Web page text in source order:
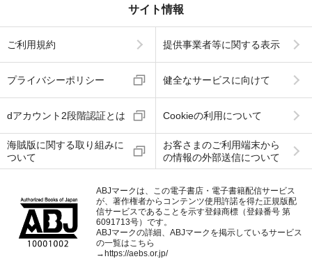
サイト情報
ご利用規約 提供事業者等に関する表示
プライバシーポリシー 健全なサービスに向けて
dアカウント2段階認証とは Cookieの利用について
海賊版に関する取り組みに
ついて
お客さまのご利用端末から
の情報の外部送信について
ABJマークは、この電子書店・電子書籍配信サービス
が、著作権者からコンテンツ使用許諾を得た正規版配
信サービスであることを示す登録商標（登録番号 第
6091713号）です。
ABJマークの詳細、ABJマークを掲示しているサービス
の一覧はこちら
→https://aebs.or.jp/